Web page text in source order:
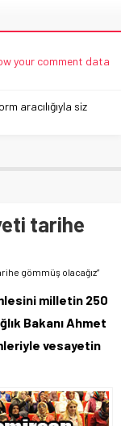
your comment data
aracılığıyla siz
tarihe
gömmüş olacağız”
milletin 250
Bakanı Ahmet
vesayetin